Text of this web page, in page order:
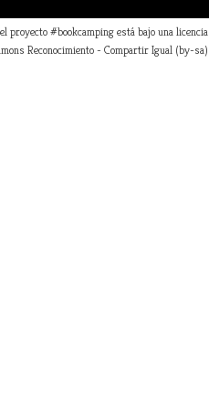
proyecto #bookcamping está bajo una licencia
Reconocimiento - Compartir Igual (by-sa)